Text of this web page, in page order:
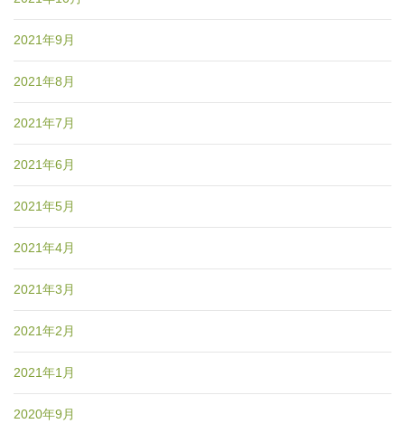
2021年9月
2021年8月
2021年7月
2021年6月
2021年5月
2021年4月
2021年3月
2021年2月
2021年1月
2020年9月